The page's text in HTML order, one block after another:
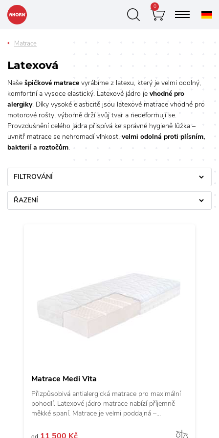
0
Matrace
Latexová
Naše špičkové matrace vyrábíme z latexu, který je velmi odolný,
komfortní a vysoce elastický. Latexové jádro je vhodné pro
alergiky. Díky vysoké elasticitě jsou latexové matrace vhodné pro
motorové rošty, výborně drží svůj tvar a nedeformují se.
Provzdušnění celého jádra přispívá ke správné hygieně lůžka –
uvnitř matrace se nehromadí vlhkost, velmi odolná proti plísním,
bakterií a roztočům.
FILTROVÁNÍ
ŘAZENÍ
Matrace Medi Vita
Přizpůsobivá antialergická matrace pro maximální
pohodlí. Latexové jádro matrace nabízí příjemně
měkké spaní. Matrace je velmi poddajná –
celému tělu. Díky vysoké elasticitě je vhodná pro